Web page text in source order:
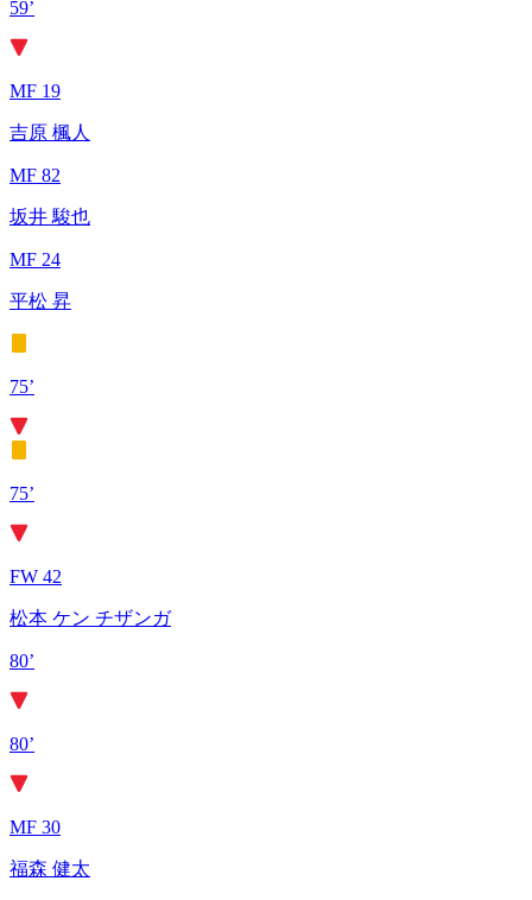
59’
MF 19
吉原 楓人
MF 82
坂井 駿也
MF 24
平松 昇
75’
75’
FW 42
松本 ケン チザンガ
80’
80’
MF 30
福森 健太